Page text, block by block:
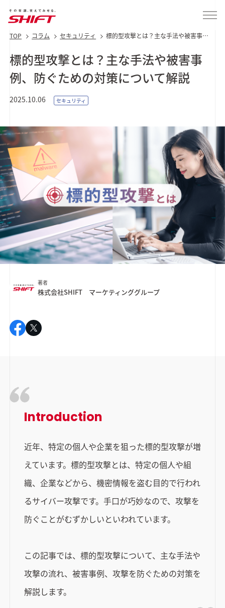
TOP コラム セキュリティ
標的型攻撃とは？主な手法や被害事
標的型攻撃とは？主な手法や被害事
例、防ぐための対策について解説
2025.10.06 セキュリティ
著者
株式会社SHIFT マーケティンググループ
Introduction
近年、特定の個人や企業を狙った標的型攻撃が増
えています。標的型攻撃とは、特定の個人や組
織、企業などから、機密情報を盗む目的で行われ
るサイバー攻撃です。手口が巧妙なので、攻撃を
防ぐことがむずかしいといわれています。
この記事では、標的型攻撃について、主な手法や
攻撃の流れ、被害事例、攻撃を防ぐための対策を
解説します。